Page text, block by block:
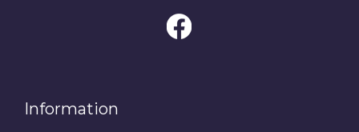
Information